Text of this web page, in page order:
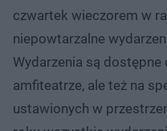
czwartek wieczorem w
niepowtarzalne
Wydarzenia są
amfiteatrze, ale też na
ustawionych w